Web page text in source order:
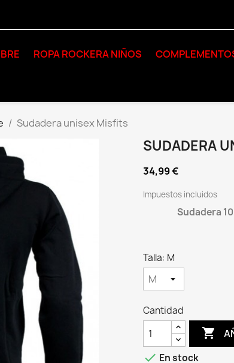
ROPA ROCKERA NIÑOS
Sudadera unisex Misfits
SUDADERA
34,99 €
Impuestos incluidos
Sudadera
Talla: M
Cantidad

 En stock